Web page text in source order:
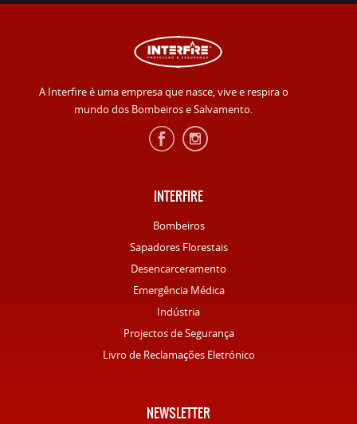
A Interfire é uma empresa que nasce, vive e respira o
mundo dos Bombeiros e Salvamento.
INTERFIRE
Bombeiros
Sapadores Florestais
Desencarceramento
Emergência Médica
Indústria
Projectos de Segurança
Livro de Reclamações Eletrónico
NEWSLETTER